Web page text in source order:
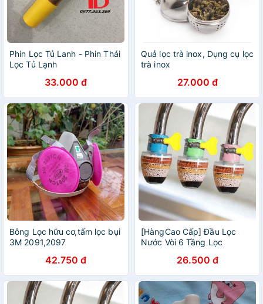
Phin Lọc Tủ Lanh - Phin Thái
Lọc Tủ Lạnh
33.000 đ
Quả lọc trà inox, Dụng cụ lọc
trà inox
27.000 đ
Bông Lọc hữu cơ,tấm lọc bụi
3M 2091,2097
42.750 đ
[HàngCao Cấp] Đầu Lọc
Nước Vòi 6 Tầng Lọc
26.500 đ